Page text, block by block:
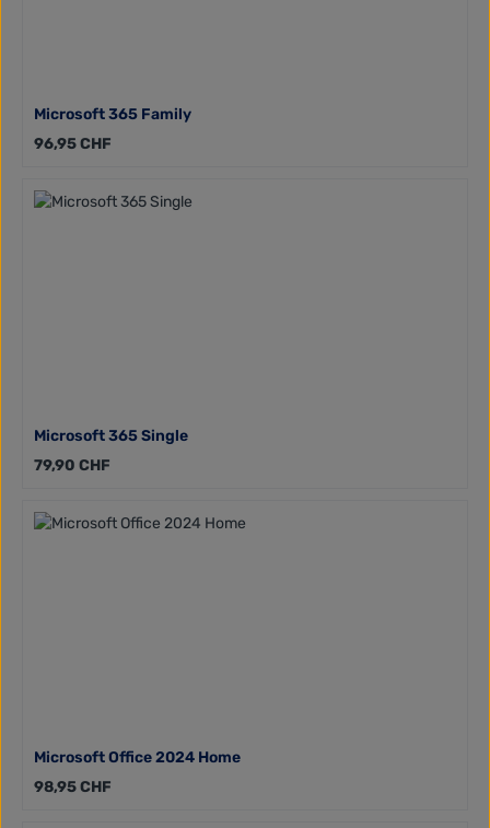
Microsoft 365 Family
Regulärer Preis:
96,95 CHF
Microsoft 365 Single
Regulärer Preis:
79,90 CHF
Microsoft Office 2024 Home
Regulärer Preis:
98,95 CHF